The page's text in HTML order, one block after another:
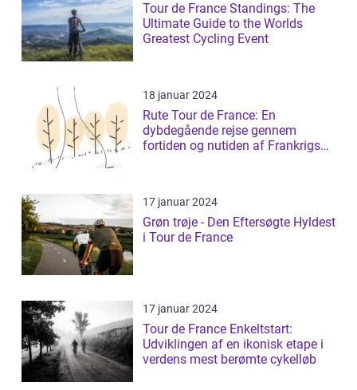
Tour de France Standings: The
Ultimate Guide to the Worlds
Greatest Cycling Event
18 januar 2024
Rute Tour de France: En
dybdegående rejse gennem
fortiden og nutiden af Frankrigs
17 januar 2024
Grøn trøje - Den Eftersøgte Hyldest
i Tour de France
17 januar 2024
Tour de France Enkeltstart:
Udviklingen af en ikonisk etape i
verdens mest berømte cykelløb